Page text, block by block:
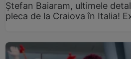
Ștefan Baiaram, ultimele
pleca de la Craiova în Italia!